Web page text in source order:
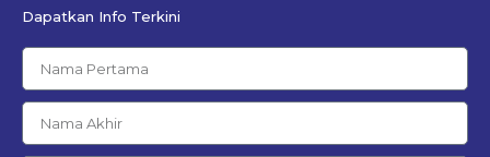
Dapatkan Info Terkini